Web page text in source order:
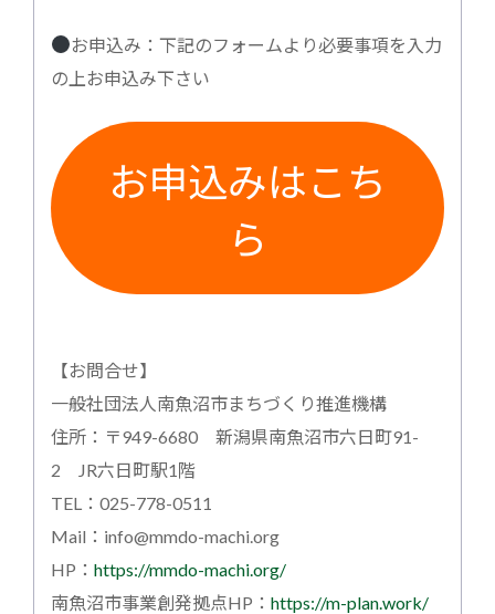
お申込み：下記のフォームより必要事項を入力
の上お申込み下さい
お申込みはこち
ら
【お問合せ】
一般社団法人南魚沼市まちづくり推進機構
住所：〒949-6680 新潟県南魚沼市六日町91-
2 JR六日町駅1階
TEL：025-778-0511
Mail：info@mmdo-machi.org
HP： https://mmdo-machi.org/
南魚沼市事業創発拠点HP： https://m-plan.work/